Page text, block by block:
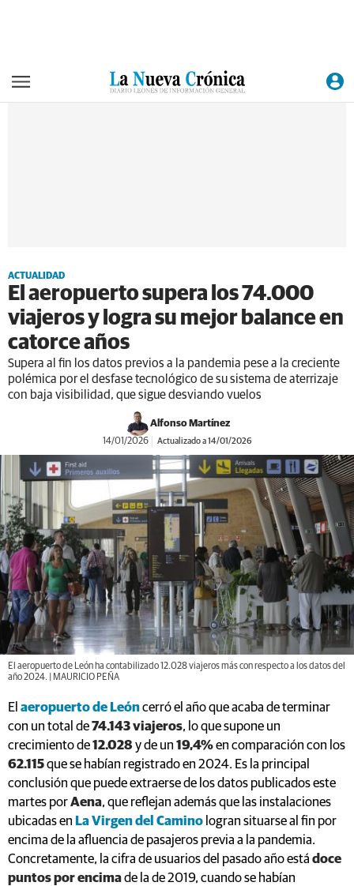
ACTUALIDAD
El aeropuerto supera los 74.000
viajeros y logra su mejor balance en
catorce años
Supera al fin los datos previos a la pandemia pese a la creciente
polémica por el desfase tecnológico de su sistema de aterrizaje
con baja visibilidad, que sigue desviando vuelos
Alfonso Martínez
14/01/2026 Actualizado a 14/01/2026
El aeropuerto de León ha contabilizado 12.028 viajeros más con respecto a los datos del
año 2024. | MAURICIO PEÑA
El aeropuerto de Leóncerró el año que acaba de terminar
con un total de74.143 viajeros, lo que supone un
crecimiento de12.028 y de un 19,4%en comparación con los
62.115que se habían registrado en 2024. Es la principal
conclusión que puede extraerse de los datos publicados este
martes porAena, que reflejan además que las instalaciones
ubicadas en La Virgen del Camino logran situarse al fin por
encima de la afluencia de pasajeros previa a la pandemia.
Concretamente, la cifra de usuarios del pasado año está doce
puntos por encimade la de 2019, cuando se habían